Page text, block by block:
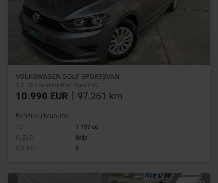
VOLKSWAGEN GOLF SPORTSVAN
1.2 TSI Trendline BMT Navi PDC
10.990 EUR | 97.261 km
Benzine | Manueel
CC
1 197 cc
KLEUR
Grijs
DEUREN
5